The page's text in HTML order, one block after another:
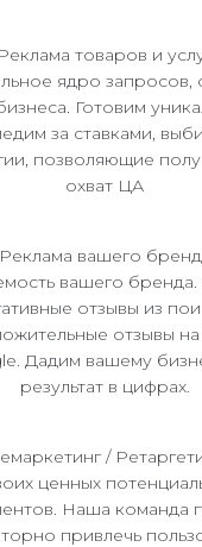
Реклама товаров и
ядро запросов,
Готовим
за ставками,
позволяющие
охват ЦА
Реклама вашего
вашего
отзывы из
отзывы
Дадим вашему
результат в цифрах.
/
ценных
Наша команда
привлечь